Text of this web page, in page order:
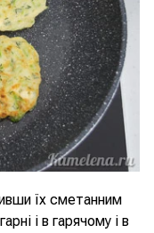
їх сметанним
і в гарячому і в